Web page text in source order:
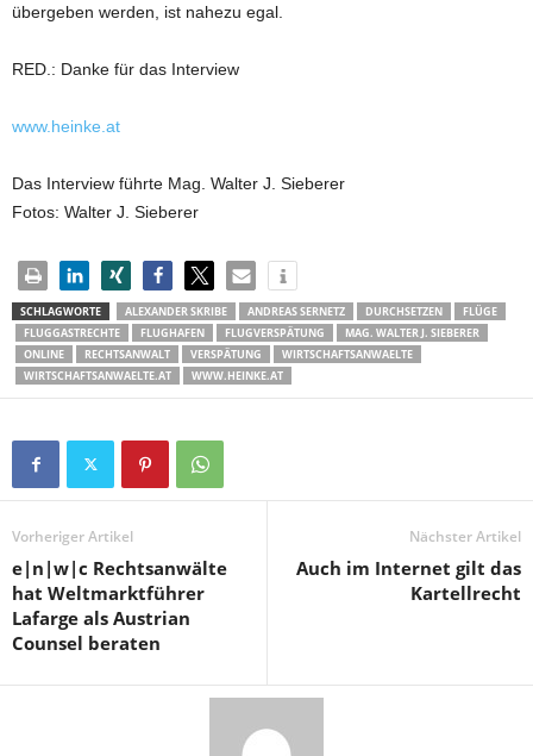
übergeben werden, ist nahezu egal.
RED.: Danke für das Interview
www.heinke.at
Das Interview führte Mag. Walter J. Sieberer
Fotos: Walter J. Sieberer
SCHLAGWORTE ALEXANDER SKRIBE ANDREAS SERNETZ DURCHSETZEN
FLÜGE
FLUGGASTRECHTE
FLUGHAFEN FLUGVERSPÄTUNG
MAG. WALTER J. SIEBERER
ONLINE
RECHTSANWALT VERSPÄTUNG
WIRTSCHAFTSANWAELTE
WIRTSCHAFTSANWAELTE.AT
WWW.HEINKE.AT
Vorheriger Artikel
e|n|w|c Rechtsanwälte
hat Weltmarktführer
Lafarge als Austrian
Counsel beraten
Nächster Artikel
Auch im Internet gilt das
Kartellrecht